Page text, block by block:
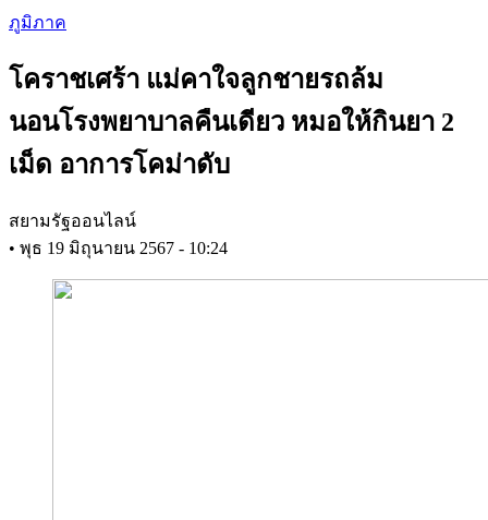
Skip
to
content
ภูมิภาค
โคราชเศร้า แม่คาใจลูกชายรถล้ม
นอนโรงพยาบาลคืนเดียว หมอให้กินยา 2
เม็ด อาการโคม่าดับ
สยามรัฐออนไลน์
• พุธ 19 มิถุนายน 2567 - 10:24